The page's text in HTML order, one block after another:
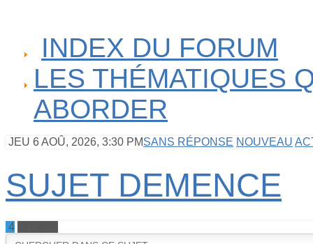
INDEX DU FORUM
LES THÉMATIQUES
ABORDER
JEU 6 AOÛ, 2026, 3:30 PMSANS RÉPONSE NOUVEAU
SUJET DEMENCE
4